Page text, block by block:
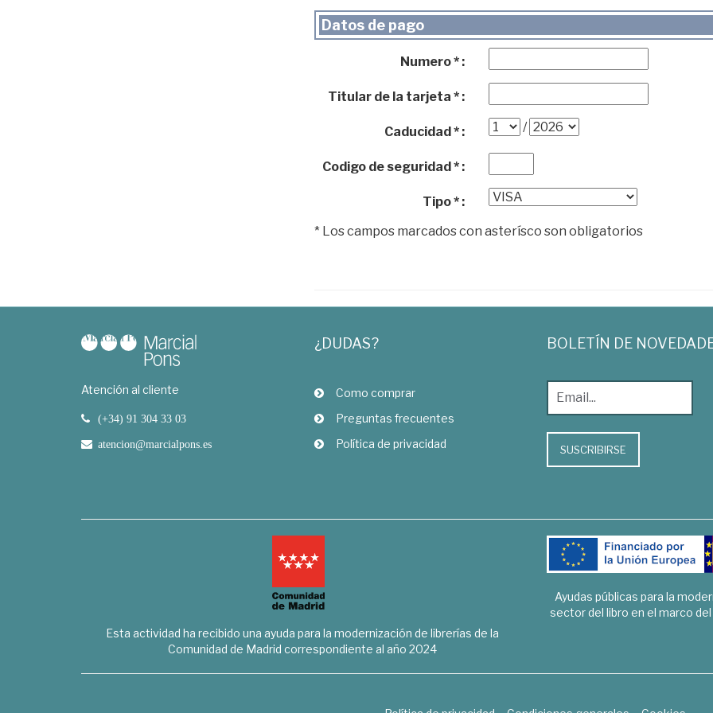
Datos de pago
Numero * :
Titular de la tarjeta * :
Caducidad * : /
Codigo de seguridad * :
Tipo * :
* Los campos marcados con asterísco son obligatorios
Atención al cliente
(+34) 91 304 33 03
atencion@marcialpons.es
¿DUDAS?
Como comprar
Preguntas frecuentes
Política de privacidad
BOLETÍN DE
SUSCRIBIRSE
Esta actividad ha recibido una ayuda para la modernización de librerías de la
Comunidad de Madrid correspondiente al año 2024
Ayudas públicas para la
sector del libro en el marco